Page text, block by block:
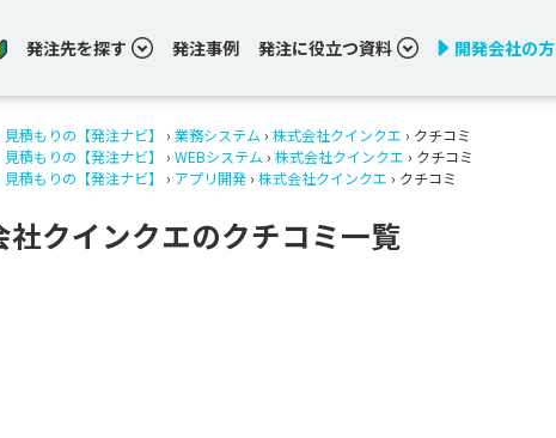
発注先を探す 発注事例 発注に役立つ資料 開発会社の方
積もりの【発注ナビ】 › 業務システム › 株式会社クインクエ › クチコミ
積もりの【発注ナビ】
› WEBシステム › 株式会社クインクエ › クチコミ
積もりの【発注ナビ】
› アプリ開発 › 株式会社クインクエ › クチコミ
社クインクエのクチコミ一覧